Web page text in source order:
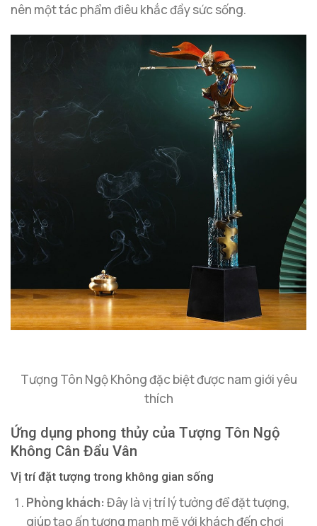
nên một tác phẩm điêu khắc đầy sức sống.
Tượng Tôn Ngộ Không đặc biệt được nam giới yêu
thích
Ứng dụng phong thủy của Tượng Tôn Ngộ
Không Cân Đẩu Vân
Vị trí đặt tượng trong không gian sống
Phòng khách:Đây là vị trí lý tưởng để đặt tượng,
giúp tạo ấn tượng mạnh mẽ với khách đến chơi